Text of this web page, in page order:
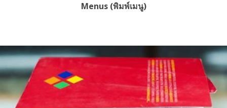
Menus (พิมพ์เมนู)